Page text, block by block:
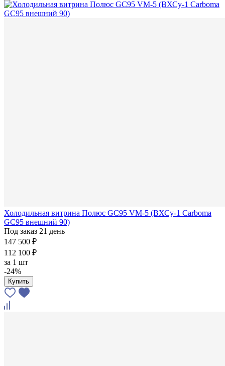
Холодильная витрина Полюс GC95 VM-5 (ВХСу-1 Carboma
GC95 внешний 90)
Под заказ 21 день
147 500 ₽
112 100 ₽
за 1 шт
-24%
Купить